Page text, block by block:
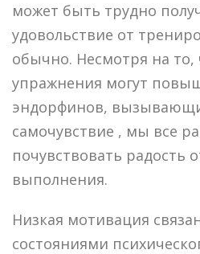
может быть трудно
удовольствие от
обычно. Несмотря на то,
упражнения могут
эндорфинов,
самочувствие , мы все
почувствовать радость
выполнения.
Низкая мотивация
состояниями